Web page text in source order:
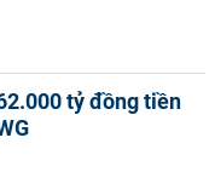
tỷ đồng tiền